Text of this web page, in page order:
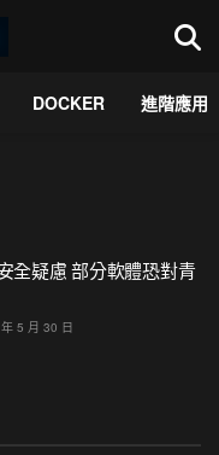
DOCKER 進階應用
全疑慮 部分軟體恐對青
5 月 30 日